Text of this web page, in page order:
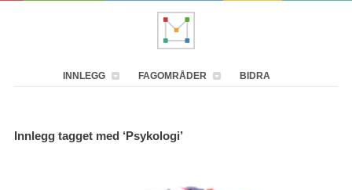
INNLEGG FAGOMRÅDER BIDRA
Innlegg tagget med ‘Psykologi’